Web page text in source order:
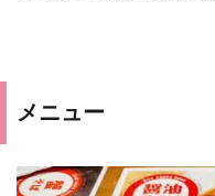
メニュー